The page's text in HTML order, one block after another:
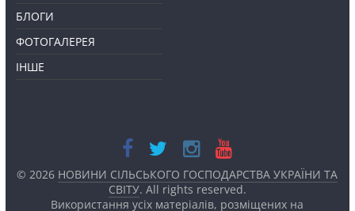
БЛОГИ
ФОТОГАЛЕРЕЯ
ІНШЕ
© 2026 НОВИНИ СІЛЬСЬКОГО ГОСПОДАРСТВА УКРАЇНИ ТА
СВІТУ. All rights reserved.
Використання усіх матеріалів, розміщених на